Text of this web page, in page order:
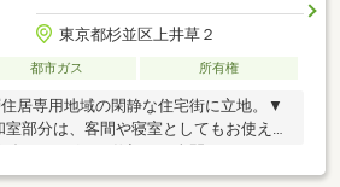
東京都杉並区上井草２
都市ガス 所有権
居専用地域の閑静な住宅街に立地。▼
部分は、客間や寝室としてもお使えい
可能です。▼ライフインフォメーショ